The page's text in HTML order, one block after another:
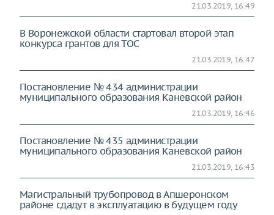
21.03.2019, 16:49
В Воронежской области стартовал второй этап
конкурса грантов для ТОС
21.03.2019, 16:47
Постановление № 434 администрации
муниципального образования Каневской район
21.03.2019, 16:46
Постановление № 435 администрации
муниципального образования Каневской район
21.03.2019, 16:43
Магистральный трубопровод в Апшеронском
районе сдадут в эксплуатацию в будущем году